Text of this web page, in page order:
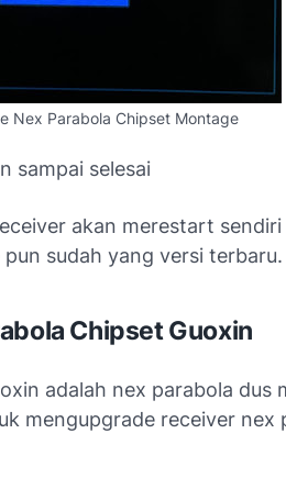
Nex Parabola Chipset Montage
sampai selesai
akan merestart
sudah yang versi terbaru.
Chipset Guoxin
adalah nex parabola dus
mengupgrade receiver nex